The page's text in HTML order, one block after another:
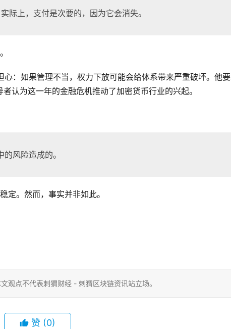
际上，支付是次要的，因为它会消失。
：如果管理不当，权力下放可能会给体系带来严重破坏。他
认为这一年的金融危机推动了加密货币行业的兴起。
风险造成的。
定。然而，事实并非如此。
观点不代表刺猬财经 - 刺猬区块链资讯站立场。
赞 (0)